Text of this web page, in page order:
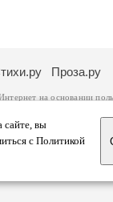
сайте, вы
с Политикой
Проза.ру
на основании
его автора, к
Российской
информацию о портале
миллионов страниц